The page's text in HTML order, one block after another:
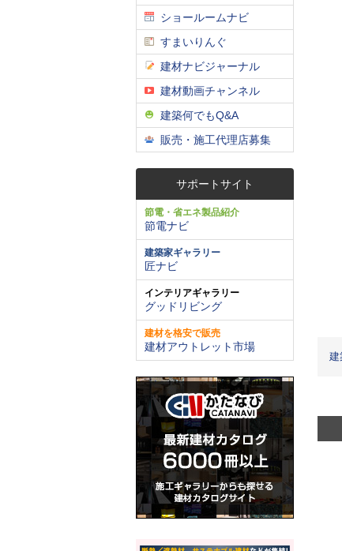
ショールームナビ
すまいりんぐ
建材ナビジャーナル
建材動画チャンネル
建築何でもQ&A
販売・施工代理店募集
サポートサイト
節電・省エネ製品紹介
節電ナビ
建築家ギャラリー
匠ナビ
インテリアギャラリー
グッドリビング
建材を格安で販売
建材アウトレット市場
建